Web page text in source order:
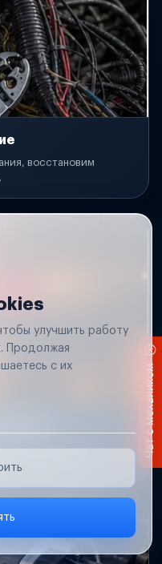
восстановим
восстановим
улучшить работу
Продолжая
с их
Чат с механиком